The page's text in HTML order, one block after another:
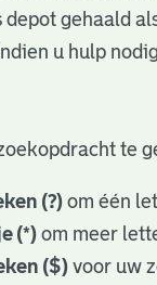
gehaald
u hulp
te
(?)om één
(*) om meer
($) voor uw